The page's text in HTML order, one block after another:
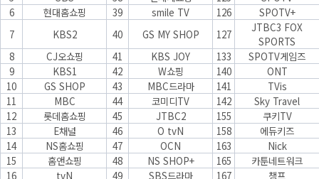
6
현대홈쇼핑 39 smile TV 126
SPOTV+
7
KBS2 40 GS MY SHOP 127
JTBC3 FOX
SPORTS
8
CJ오쇼핑 41 KBS JOY 133
SPOTV게임즈
9
KBS1 42 W쇼핑 140
ONT
10
GS SHOP 43 MBC드라마 141
TVis
11
MBC 44 코미디TV 142
Sky Travel
12
롯데홈쇼핑 45 JTBC2 155
쿠키TV
13
E채널 46 O tvN 158
에듀키즈
14
NS홈쇼핑 47 OCN 163
Nick
15
홈앤쇼핑 48 NS SHOP+ 165
카툰네트워크
16
tvN 49 SBS드라마 167
챔프